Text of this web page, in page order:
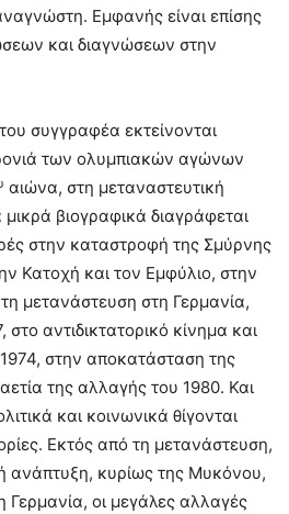
Εμφανής είναι επίσης
και διαγνώσεων στην
συγγραφέα εκτείνονται
των ολυμπιακών αγώνων
αιώνα, στη μεταναστευτική
βιογραφικά διαγράφεται
στην καταστροφή της Σμύρνης
Κατοχή και τον Εμφύλιο, στην
μετανάστευση στη Γερμανία,
στο αντιδικτατορικό κίνημα και
στην αποκατάσταση της
της αλλαγής του 1980. Και
και κοινωνικά θίγονται
Εκτός από τη μετανάστευση,
ανάπτυξη, κυρίως της Μυκόνου,
Γερμανία, οι μεγάλες αλλαγές